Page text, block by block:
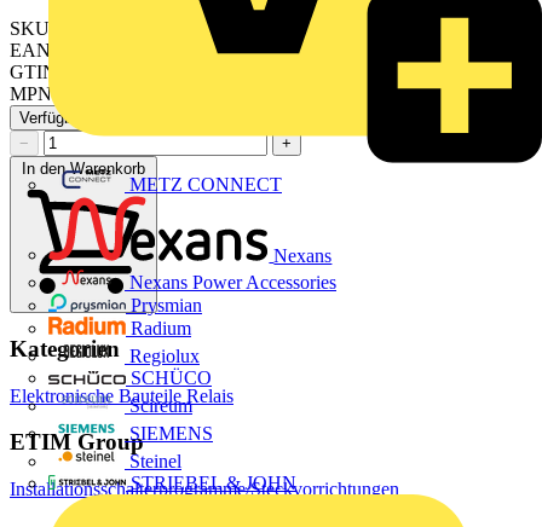
METZ CONNECT
Nexans
Nexans Power Accessories
Prysmian
Radium
Regiolux
SCHÜCO
Scireum
SIEMENS
Steinel
STRIEBEL & JOHN
SKU: 1701SE
EAN: 4011377166875
GTIN: 4011377166875
MPN: 1701 SE
Verfügbar: 3 Händler
−
+
In den Warenkorb
Kategorien
Elektronische Bauteile Relais
ETIM Group
Installationsschalterprogramme/Steckvorrichtungen